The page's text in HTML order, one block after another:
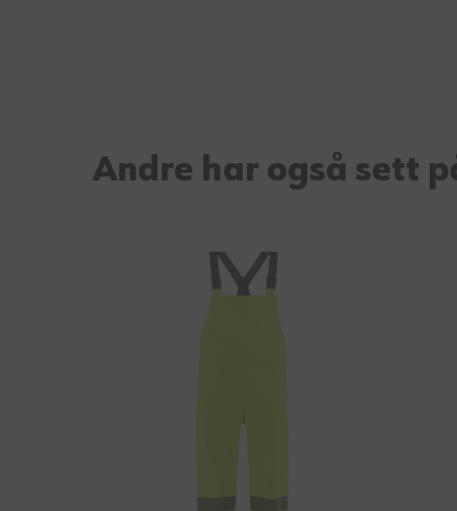
Andre har også sett